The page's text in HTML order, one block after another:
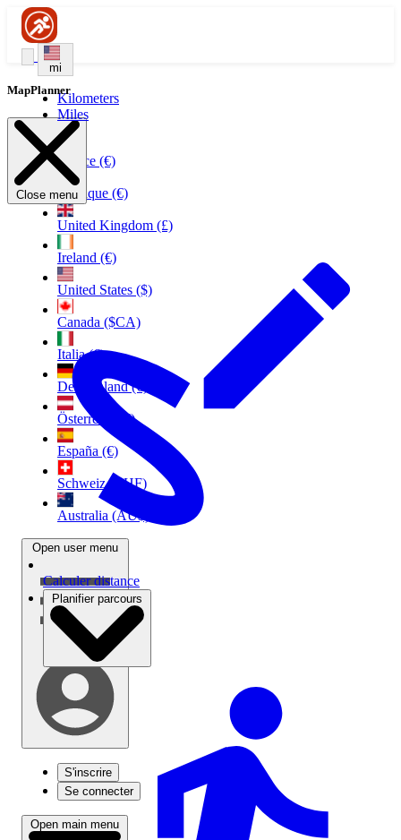
mi
Kilometers
Miles
France (€)
Belgique (€)
United Kingdom (£)
Ireland (€)
United States ($)
Canada ($CA)
Italia (€)
Deutschland (€)
Österreich (€)
España (€)
Schweiz (CHF)
Australia (AU$)
Open user menu
S'inscrire
Se connecter
Open main menu
MapPlanner
Close menu
Calculer distance
Planifier parcours